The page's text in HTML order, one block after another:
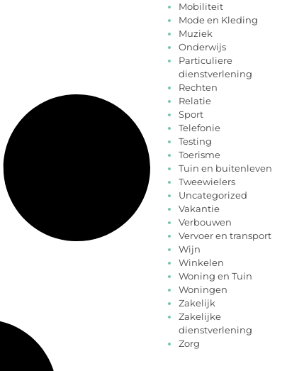
Mobiliteit
Mode en Kleding
Muziek
Onderwijs
Particuliere
dienstverlening
Rechten
Relatie
Sport
Telefonie
Testing
Toerisme
Tuin en buitenleven
Tweewielers
Uncategorized
Vakantie
Verbouwen
Vervoer en transport
Wijn
Winkelen
Woning en Tuin
Woningen
Zakelijk
Zakelijke
dienstverlening
Zorg